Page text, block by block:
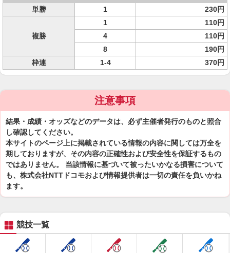
単勝 1 230円
複勝
1
110円
4
110円
8
190円
枠連
1-4 370円
注意事項
結果・成績・オッズなどのデータは、必ず主催者発行のものと照合
し確認してください。
本サイトのページ上に掲載されている情報の内容に関しては万全を
期しておりますが、その内容の正確性および安全性を保証するもの
ではありません。 当該情報に基づいて被ったいかなる損害について
も、株式会社NTTドコモおよび情報提供者は一切の責任を負いかね
ます。
競技一覧